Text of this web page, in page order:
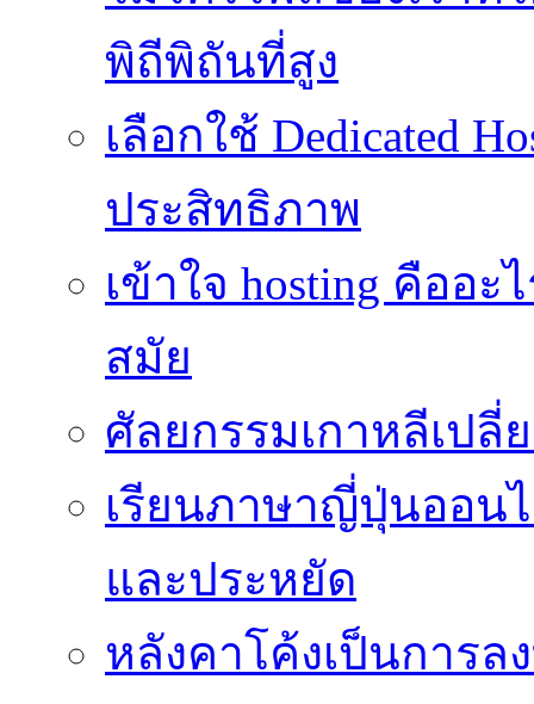
พิถีพิถันที่สูง
เลือกใช้ Dedicated
ประสิทธิภาพ
เข้าใจ hosting คืออ
สมัย
ศัลยกรรมเกาหลีเปลี่
เรียนภาษาญี่ปุ่นออน
และประหยัด
หลังคาโค้งเป็นการ